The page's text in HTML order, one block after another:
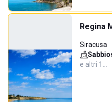
Regina
Siracusa
e altri 1…